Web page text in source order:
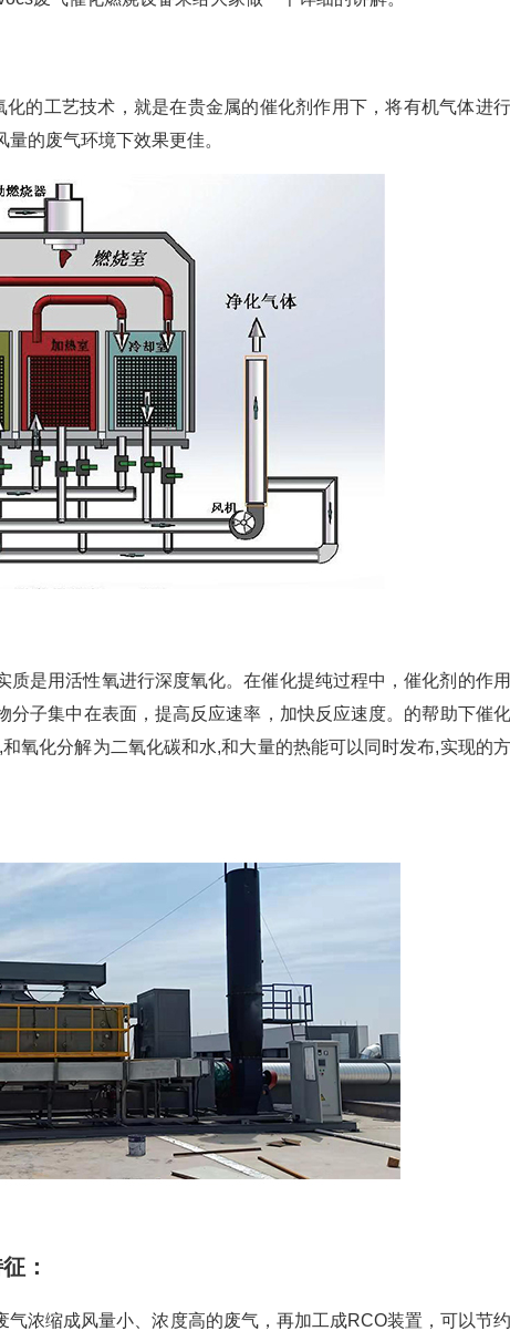
的工艺技术，就是在贵金属的催化剂作用下，将有机气体进行
的废气环境下效果更佳。
是用活性氧进行深度氧化。在催化提纯过程中，催化剂的作用
分子集中在表面，提高反应速率，加快反应速度。的帮助下催化
氧化分解为二氧化碳和水,和大量的热能可以同时发布,实现的方
：
浓缩成风量小、浓度高的废气，再加工成RCO装置，可以节约